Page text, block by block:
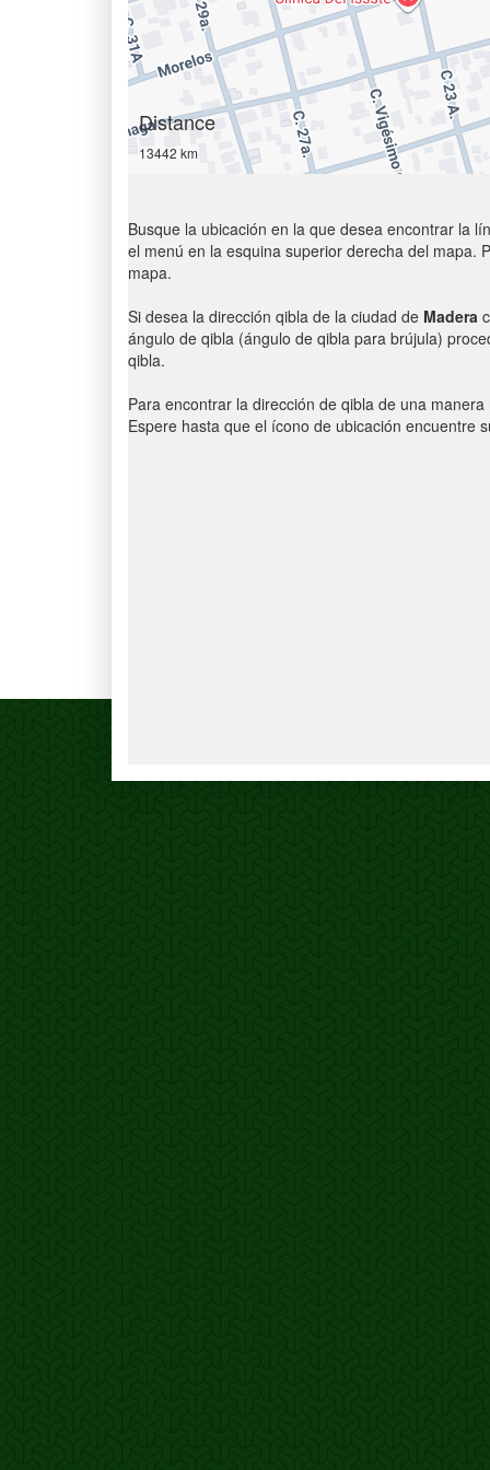
Distance
13442 km
Busque la ubicación en la que desea encontrar la
el menú en la esquina superior derecha del mapa.
mapa.
Si desea la dirección qibla de la ciudad de Madera
ángulo de qibla (ángulo de qibla para brújula)
qibla.
Para encontrar la dirección de qibla de una
Espere hasta que el ícono de ubicación encuentre